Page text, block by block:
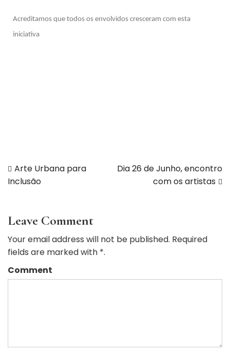
Acreditamos que todos os envolvidos cresceram com esta
iniciativa
Arte Urbana para
Inclusão
Dia 26 de Junho, encontro
com os artistas
Leave Comment
Your email address will not be published. Required
fields are marked with *.
Comment